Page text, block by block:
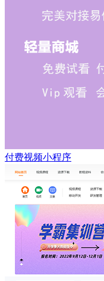
付费视频小程序